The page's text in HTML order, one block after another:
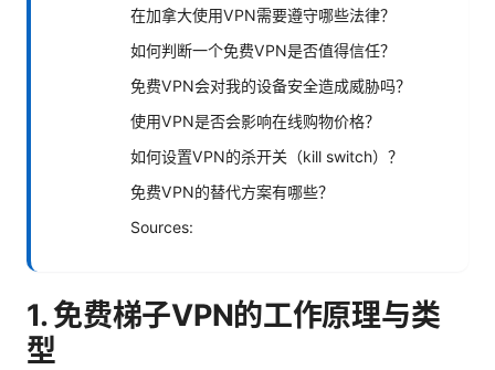
在加拿大使用VPN需要遵守哪些法律？
如何判断一个免费VPN是否值得信任？
免费VPN会对我的设备安全造成威胁吗？
使用VPN是否会影响在线购物价格？
如何设置VPN的杀开关（kill switch）？
免费VPN的替代方案有哪些？
Sources:
1. 免费梯子VPN的工作原理与类
型